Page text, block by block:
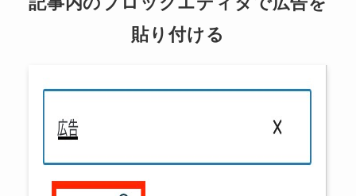
貼り付ける